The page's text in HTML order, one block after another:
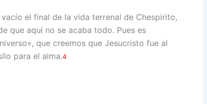
el final de la vida terrenal de Chespirito,
que aquí no se acaba todo. Pues es
que creemos que Jesucristo fue al
para el alma.4